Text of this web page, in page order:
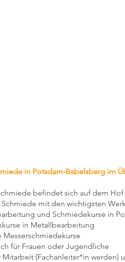
in Potsdam-Babelsberg im
befindet sich auf dem
mit den wichtigsten
und Schmiedekurse in
in Metallbearbeitung
Messerschmiedekurse
für Frauen oder Jugendliche
(Fachanleiter*in werden)